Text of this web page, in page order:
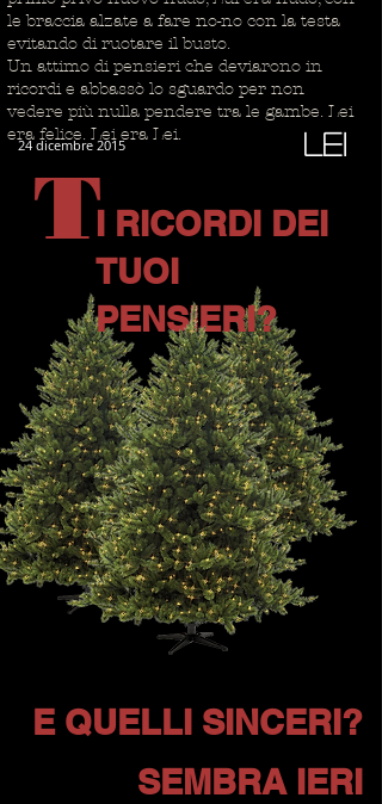
le braccia alzate a fare no-no con la testa
evitando di ruotare il busto.
Un attimo di pensieri che deviarono in
ricordi e abbassò lo sguardo per non
vedere più nulla pendere tra le gambe. Lei
era felice. Lei era Lei.
TI RICORDI DEI
TUOI
PENSIERI?
24 dicembre 2015 lei
E QUELLI SINCERI?
SEMBRA IERI